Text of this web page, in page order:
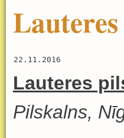
22.11.2016
Lauteres
Pilskalns,